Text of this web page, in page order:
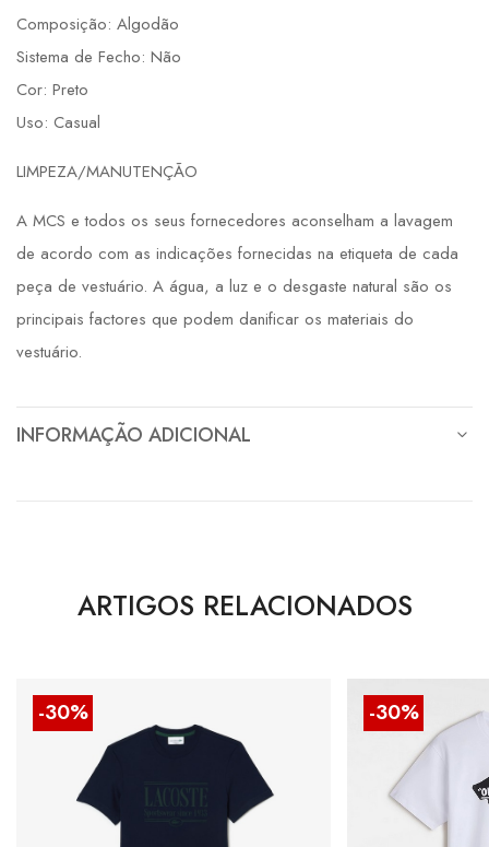
Composição: Algodão
Sistema de Fecho: Não
Cor: Preto
Uso: Casual
LIMPEZA/MANUTENÇÃO
A MCS e todos os seus fornecedores aconselham a lavagem
de acordo com as indicações fornecidas na etiqueta de cada
peça de vestuário. A água, a luz e o desgaste natural são os
principais factores que podem danificar os materiais do
vestuário.
INFORMAÇÃO ADICIONAL
ARTIGOS RELACIONADOS
-30% -30%